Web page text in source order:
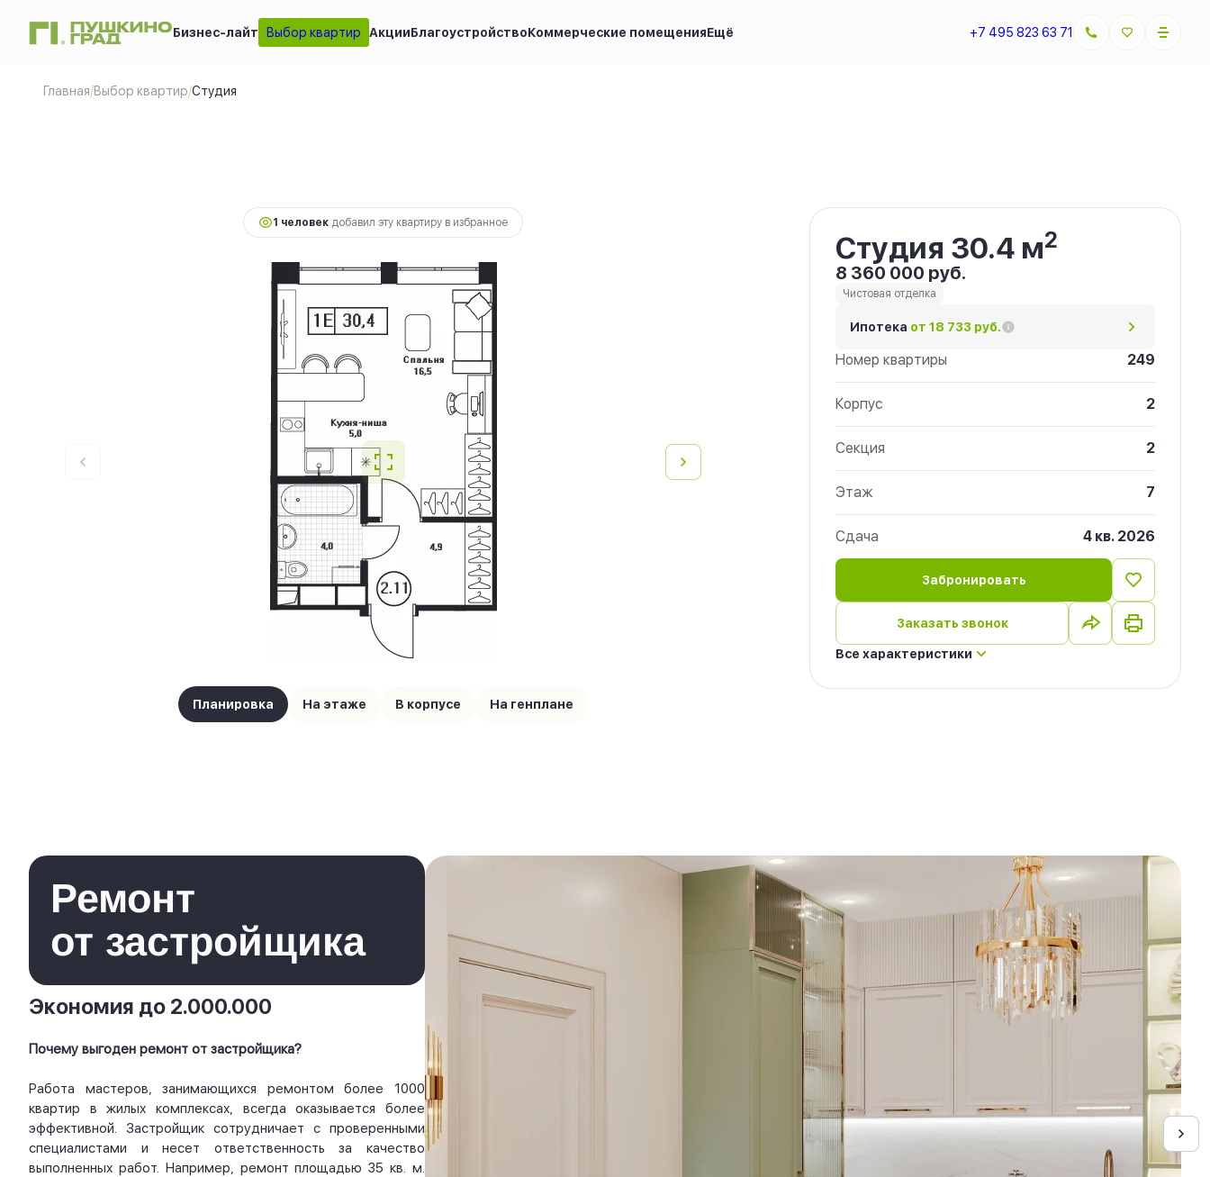
Бизнес-лайт Выбор квартир АкцииБлагоустройствоКоммерческие помещенияЕщё +7 495 823 63 71
Главная/Выбор квартир/Студия
Студия 30.4 м
1 человек добавил эту квартиру в избранное
Планировка На этаже В корпусе На генплане
Студия 30.4 м2
8 360 000 руб.
Чистовая отделка
Ипотека от 18 733 руб.
Номер квартиры 249
Корпус 2
Секция 2
Этаж 7
Сдача 4 кв. 2026
Забронировать
Заказать звонок
Все характеристики
Ремонт
от застройщика
Экономия до 2.000.000
Почему выгоден ремонт от застройщика?
Работа мастеров, занимающихся ремонтом более 1000
квартир в жилых комплексах, всегда оказывается более
эффективной. Застройщик сотрудничает с проверенными
специалистами и несет ответственность за качество
выполненных работ. Например, ремонт площадью 35 кв. м.